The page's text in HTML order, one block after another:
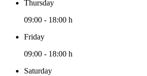
Thursday
09:00 - 18:00 h
Friday
09:00 - 18:00 h
Saturday